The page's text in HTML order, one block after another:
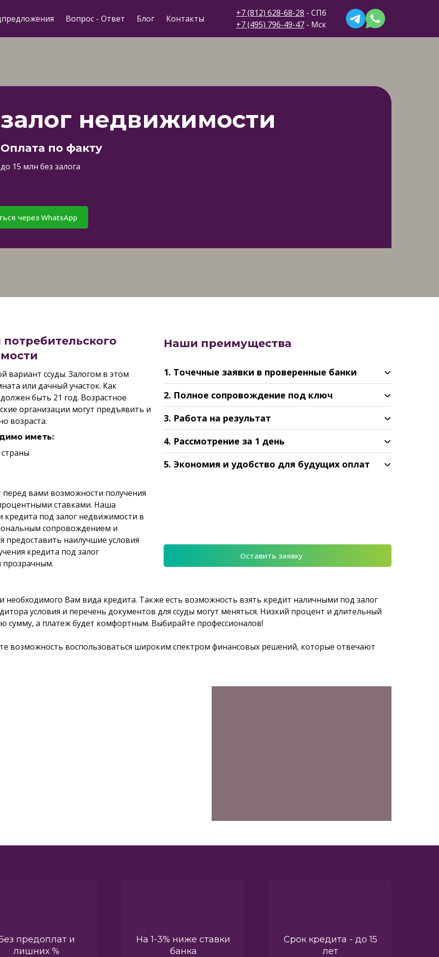
Вопрос - Ответ Блог Контакты
+7 (812) 628-68-28 - СПб
+7 (495) 796-49-47 - Мск
недвижимости
по факту
15 млн без залога
через WhatsApp
вариант ссуды. Залогом в этом
или дачный участок. Как
быть 21 год. Возрастное
организации могут предъявить и
возраста.
иметь:
вами возможности получения
ставками. Наша
под залог недвижимости в
сопровождением и
наилучшие условия
кредита под залог
Наши преимущества
1. Точечные заявки в проверенные банки
2. Полное сопровождение под ключ
3. Работа на результат
4. Рассмотрение за 1 день
5. Экономия и удобство для будущих оплат
Оставить заявку
Вам вида кредита. Также есть возможность взять кредит наличными под залог
условия и перечень документов для ссуды могут меняться. Низкий процент и длительный
сумму, а платеж будет комфортным. Выбирайте профессионалов!
возможность воспользоваться широким спектром финансовых решений, которые отвечают
предоплат и
лишних %
На 1-3% ниже ставки
банка
Срок кредита - до 15
лет